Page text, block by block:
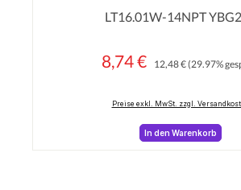
LT16.01W-14NPT
Verkaufspreis:
8,74 € 12,48 €(29.97%
Preise exkl. MwSt. zzgl.
In den Warenkorb